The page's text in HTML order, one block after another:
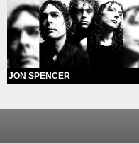
JON SPENCER